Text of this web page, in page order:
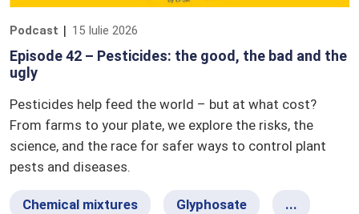
Podcast 15 Iulie 2026
Episode 42 – Pesticides: the good, the bad and the
ugly
Pesticides help feed the world – but at what cost?
From farms to your plate, we explore the risks, the
science, and the race for safer ways to control plant
pests and diseases.
Chemical mixtures Glyphosate ...